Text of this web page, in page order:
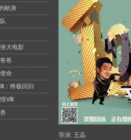
献身
大电影
爸
命
：终极回归
Ⅷ
导演: 王晶